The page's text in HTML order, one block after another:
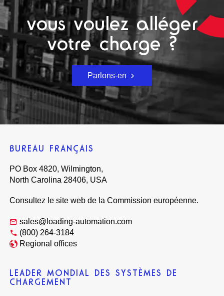
vous voulez alléger
votre charge ?
Parlons-en
BUREAU FRANÇAIS
PO Box 4820, Wilmington,
North Carolina 28406, USA
Consultez le site web de la Commission européenne.
sales@loading-automation.com
(800) 264-3184
Regional offices
LEADER MONDIAL DES SYSTÈMES DE
CHARGEMENT